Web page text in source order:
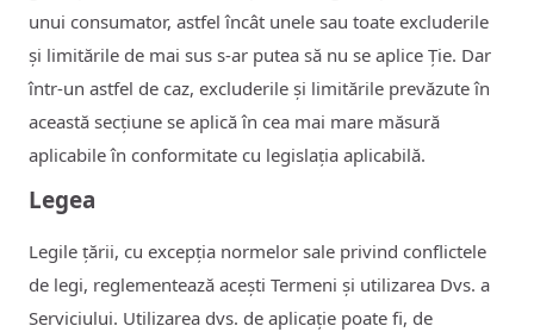
unui consumator, astfel încât unele sau toate excluderile
și limitările de mai sus s-ar putea să nu se aplice Ție. Dar
într-un astfel de caz, excluderile și limitările prevăzute în
această secțiune se aplică în cea mai mare măsură
aplicabile în conformitate cu legislația aplicabilă.
Legea
Legile țării, cu excepția normelor sale privind conflictele
de legi, reglementează acești Termeni și utilizarea Dvs. a
Serviciului. Utilizarea dvs. de aplicație poate fi, de